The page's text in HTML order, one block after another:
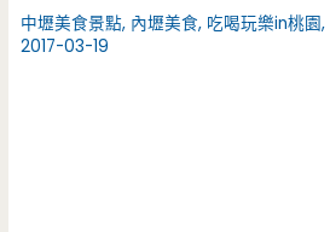
中壢美食景點, 內壢美食, 吃喝玩樂in桃園,
2017-03-19